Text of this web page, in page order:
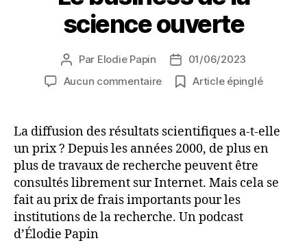
science ouverte
Auteur
de
Par Elodie Papin
Date
de
l’article
01/06/2023
Aucun commentairesur
science
ouverte
Article épinglé
La diffusion des résultats scientifiques a-t-elle
un prix ? Depuis les années 2000, de plus en
plus de travaux de recherche peuvent être
consultés librement sur Internet. Mais cela se
fait au prix de frais importants pour les
institutions de la recherche. Un podcast
d’Élodie Papin